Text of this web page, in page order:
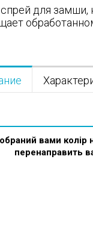
для замши,
вами колір
перенаправить